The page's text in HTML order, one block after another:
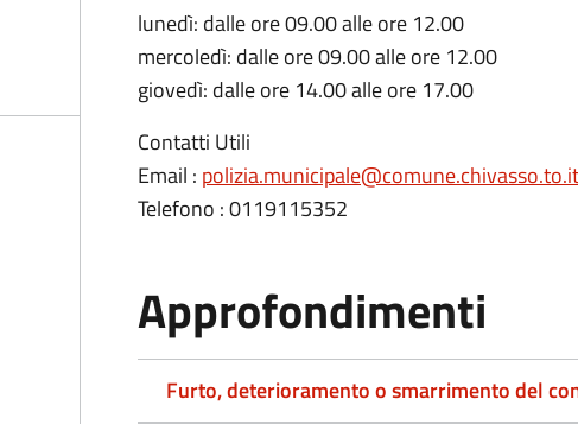
lunedì: dalle ore 09.00 alle ore 12.00
mercoledì: dalle ore 09.00 alle ore 12.00
giovedì: dalle ore 14.00 alle ore 17.00
Contatti Utili
Email : polizia.municipale@comune.chivasso.to.it
Telefono : 0119115352
Approfondimenti
Furto, deterioramento o smarrimento del